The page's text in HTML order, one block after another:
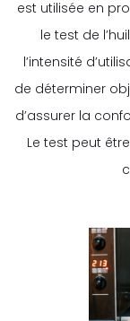
est utilisée en
le test de
l’intensité
de déterminer
d’assurer la
Le test peut